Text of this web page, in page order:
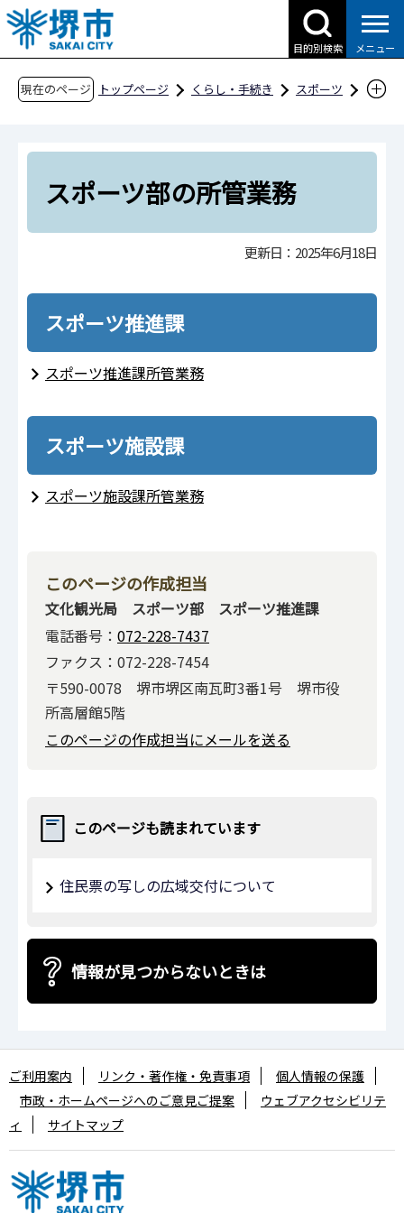
こ
の
ペ
目的別検索 メニュー
現在のページ トップページ くらし・手続き
スポーツ
スポーツ部の所管業務
更新日：2025年6月18日
スポーツ推進課
スポーツ推進課所管業務
スポーツ施設課
スポーツ施設課所管業務
このページの作成担当
文化観光局 スポーツ部 スポーツ推進課
電話番号： 072-228-7437
ファクス：072-228-7454
〒590-0078 堺市堺区南瓦町3番1号 堺市役
所高層館5階
このページの作成担当にメールを送る
このページも読まれています
住民票の写しの広域交付について
情報が見つからないときは
ご利用案内 リンク・著作権・免責事項
個人情報の保護
市政・ホームページへのご意見ご提案
ウェブアクセシビリテ
ィ
サイトマップ